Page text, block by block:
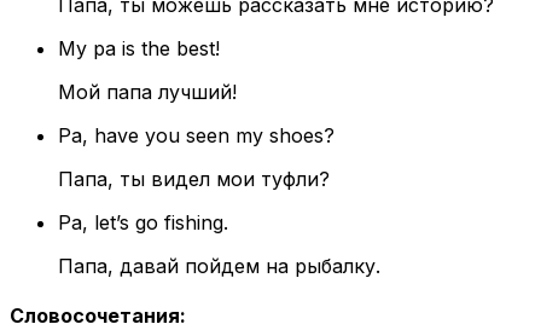
Папа, ты можешь рассказать мне историю?
My pa is the best!
Мой папа лучший!
Pa, have you seen my shoes?
Папа, ты видел мои туфли?
Pa, let’s go fishing.
Папа, давай пойдем на рыбалку.
Словосочетания: